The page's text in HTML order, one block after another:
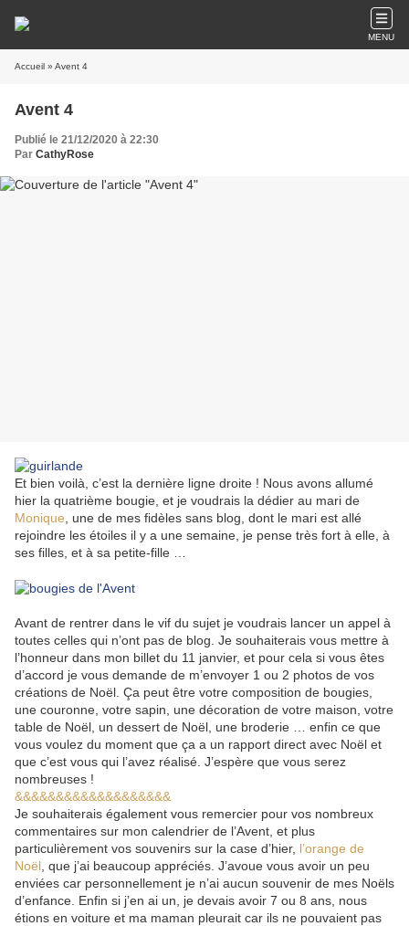
MENU
Accueil » Avent 4
Avent 4
Publié le 21/12/2020 à 22:30
Par CathyRose
Et bien voilà, c’est la dernière ligne droite ! Nous avons allumé
hier la quatrième bougie, et je voudrais la dédier au mari de
Monique , une de mes fidèles sans blog, dont le mari est allé
rejoindre les étoiles il y a une semaine, je pense très fort à elle, à
ses filles, et à sa petite-fille …
Avant de rentrer dans le vif du sujet je voudrais lancer un appel à
toutes celles qui n’ont pas de blog. Je souhaiterais vous mettre à
l’honneur dans mon billet du 11 janvier, et pour cela si vous êtes
d’accord je vous demande de m’envoyer 1 ou 2 photos de vos
créations de Noël. Ça peut être votre composition de bougies,
une couronne, votre sapin, une décoration de votre maison, votre
table de Noël, un dessert de Noël, une broderie … enfin ce que
vous voulez du moment que ça a un rapport direct avec Noël et
que c’est vous qui l’avez réalisé. J’espère que vous serez
nombreuses !
&&&&&&&&&&&&&&&&&&&
Je souhaiterais également vous remercier pour vos nombreux
commentaires sur mon calendrier de l’Avent, et plus
particulièrement vos souvenirs sur la case d’hier, l’orange de
Noël , que j’ai beaucoup appréciés. J’avoue vous avoir un peu
enviées car personnellement je n’ai aucun souvenir de mes Noëls
d’enfance. Enfin si j’en ai un, je devais avoir 7 ou 8 ans, nous
étions en voiture et ma maman pleurait car ils ne pouvaient pas